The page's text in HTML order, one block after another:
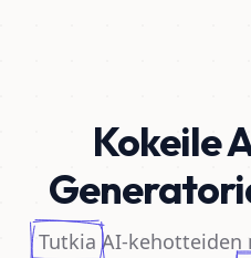
Kokeile
Tutkia AI-kehotteiden